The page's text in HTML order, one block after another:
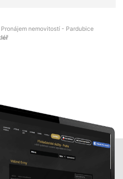
nemovitostí - Pardubice